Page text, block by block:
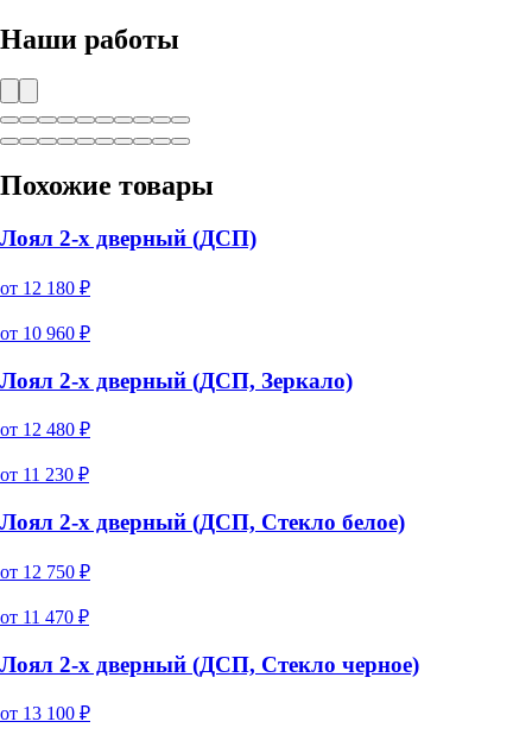
Наши работы
Похожие товары
Лоял 2-х дверный (ДСП)
от 12 180 ₽
от 10 960 ₽
Лоял 2-х дверный (ДСП, Зеркало)
от 12 480 ₽
от 11 230 ₽
Лоял 2-х дверный (ДСП, Стекло белое)
от 12 750 ₽
от 11 470 ₽
Лоял 2-х дверный (ДСП, Стекло черное)
от 13 100 ₽